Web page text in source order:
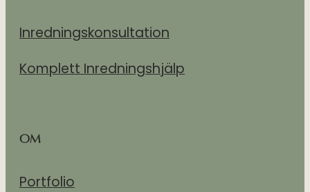
Inredningskonsultation
Komplett Inredningshjälp
Om
Portfolio